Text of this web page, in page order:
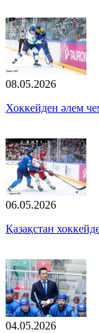
08.05.2026
Хоккейден әлем
06.05.2026
Қазақстан
04.05.2026